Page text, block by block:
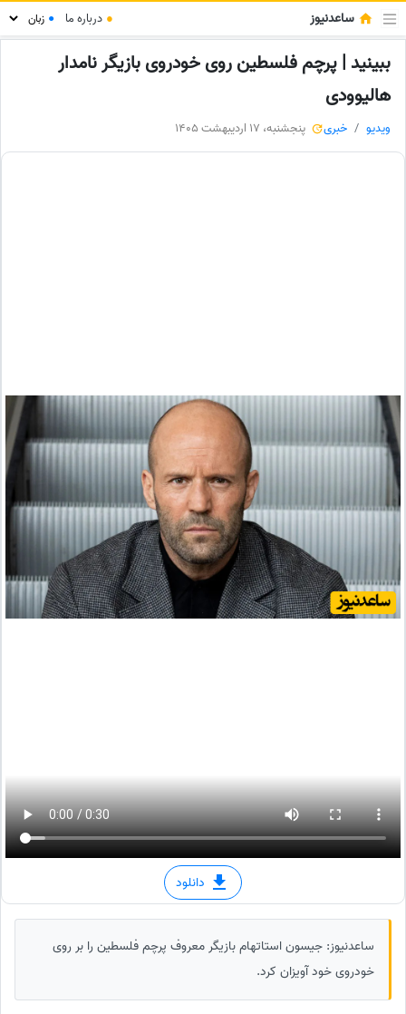
ساعدنیوز ● درباره ما ●
ببینید | پرچم فلسطین روی خودروی بازیگر نامدار
هالیوودی
ویدیو خبری پنجشنبه، 17 اردیبهشت 1405
دانلود
ساعدنیوز: جیسون استاتهام بازیگر معروف پرچم فلسطین را بر روی
خودروی خود آویزان کرد.